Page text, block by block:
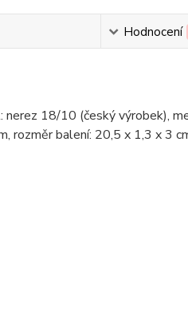
Hodnocení
18/10 (český výrobek),
rozměr balení: 20,5 x 1,3 x 3